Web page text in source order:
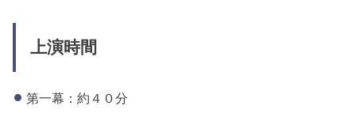
上演時間
第一幕：約４０分